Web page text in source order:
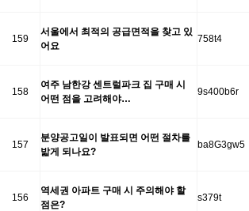
159
서울에서 최적의 공급면적을 찾고 있
어요
758t4
158
여주 남한강 센트럴파크 집 구매 시
어떤 점을 고려해야…
9s400b6r
157
분양공고일이 발표되면 어떤 절차를
밟게 되나요?
ba8G3gw5
156
역세권 아파트 구매 시 주의해야 할
점은?
s379t